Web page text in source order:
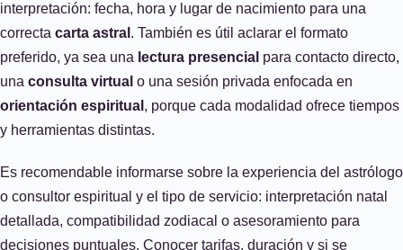
interpretación: fecha, hora y lugar de nacimiento para una
correcta carta astral . También es útil aclarar el formato
preferido, ya sea una lectura presencial para contacto directo,
una consulta virtual o una sesión privada enfocada en
orientación espiritual , porque cada modalidad ofrece tiempos
y herramientas distintas.
Es recomendable informarse sobre la experiencia del astrólogo
o consultor espiritual y el tipo de servicio: interpretación natal
detallada, compatibilidad zodiacal o asesoramiento para
decisiones puntuales. Conocer tarifas, duración y si se